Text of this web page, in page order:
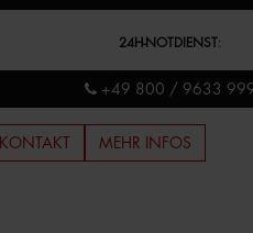
24H-NOTDIENST:
+49 800 / 9633
KONTAKT MEHR INFOS